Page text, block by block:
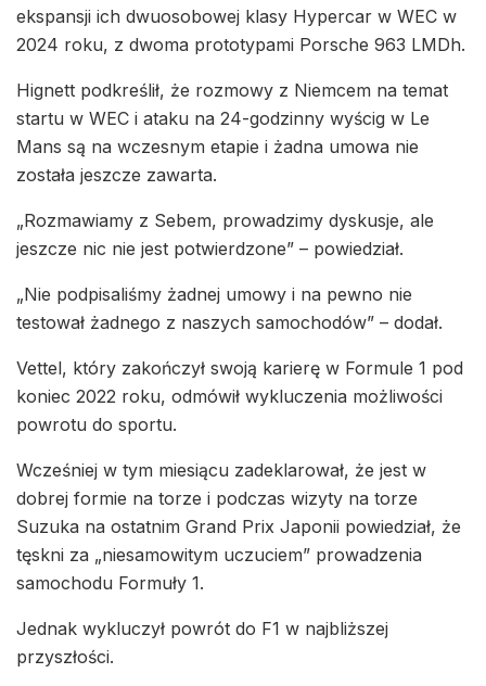
ekspansji ich dwuosobowej klasy Hypercar w WEC w
2024 roku, z dwoma prototypami Porsche 963 LMDh.
Hignett podkreślił, że rozmowy z Niemcem na temat
startu w WEC i ataku na 24-godzinny wyścig w Le
Mans są na wczesnym etapie i żadna umowa nie
została jeszcze zawarta.
„Rozmawiamy z Sebem, prowadzimy dyskusje, ale
jeszcze nic nie jest potwierdzone” – powiedział.
„Nie podpisaliśmy żadnej umowy i na pewno nie
testował żadnego z naszych samochodów” – dodał.
Vettel, który zakończył swoją karierę w Formule 1 pod
koniec 2022 roku, odmówił wykluczenia możliwości
powrotu do sportu.
Wcześniej w tym miesiącu zadeklarował, że jest w
dobrej formie na torze i podczas wizyty na torze
Suzuka na ostatnim Grand Prix Japonii powiedział, że
tęskni za „niesamowitym uczuciem” prowadzenia
samochodu Formuły 1.
Jednak wykluczył powrót do F1 w najbliższej
przyszłości.